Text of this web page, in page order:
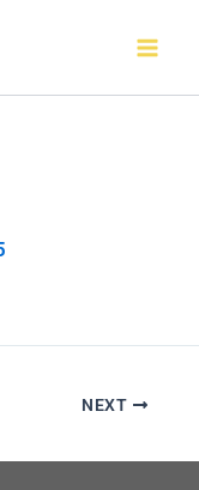
NEXT